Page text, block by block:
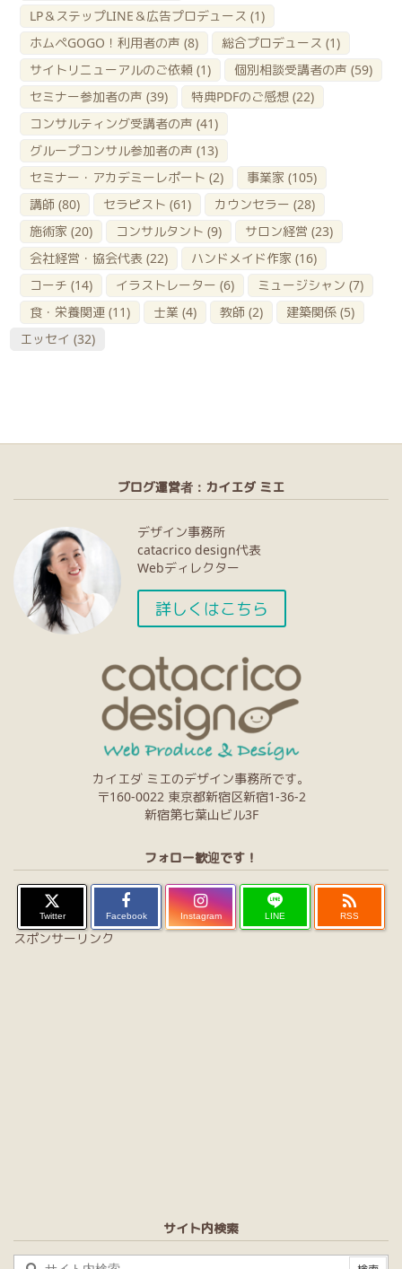
LP＆ステップLINE＆広告プロデュース (1)
ホムペGOGO！利用者の声 (8) 総合プロデュース (1)
サイトリニューアルのご依頼 (1) 個別相談受講者の声 (59)
セミナー参加者の声 (39) 特典PDFのご感想 (22)
コンサルティング受講者の声 (41)
グループコンサル参加者の声 (13)
セミナー・アカデミーレポート (2) 事業家 (105)
講師 (80) セラピスト (61) カウンセラー (28)
施術家 (20) コンサルタント (9) サロン経営 (23)
会社経営・協会代表 (22) ハンドメイド作家 (16)
コーチ (14) イラストレーター (6) ミュージシャン (7)
食・栄養関連 (11) 士業 (4) 教師 (2) 建築関係 (5)
エッセイ (32)
ブログ運営者：カイエダ ミエ
デザイン事務所
catacrico design代表
Webディレクター
詳しくはこちら
カイエダ ミエのデザイン事務所です。
〒160-0022 東京都新宿区新宿1-36-2
新宿第七葉山ビル3F
フォロー歓迎です！
Twitter Facebook Instagram LINE

RSS
スポンサーリンク
サイト内検索